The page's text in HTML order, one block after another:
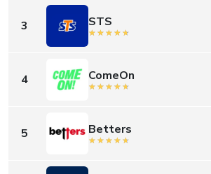
3 STS
4 ComeOn
5 Betters